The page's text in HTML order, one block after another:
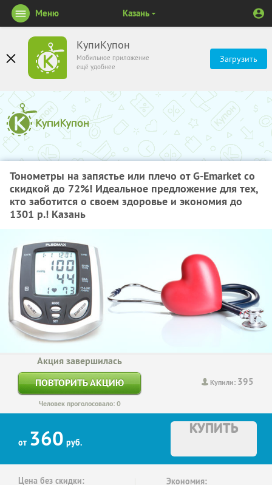
КупиКупон
Мобильное приложение
ещё удобнее
Загрузить
Меню Казань
Тонометры на запястье или плечо от G-Emarket со
скидкой до 72%! Идеальное предложение для тех,
кто заботится о своем здоровье и экономия до
1301 р.! Казань
Купили: 395
Акция завершилась
ПОВТОРИТЬ АКЦИЮ
Человек проголосовало: 0
от 360 руб.
КУПИТЬ
Цена без скидки: Экономия: